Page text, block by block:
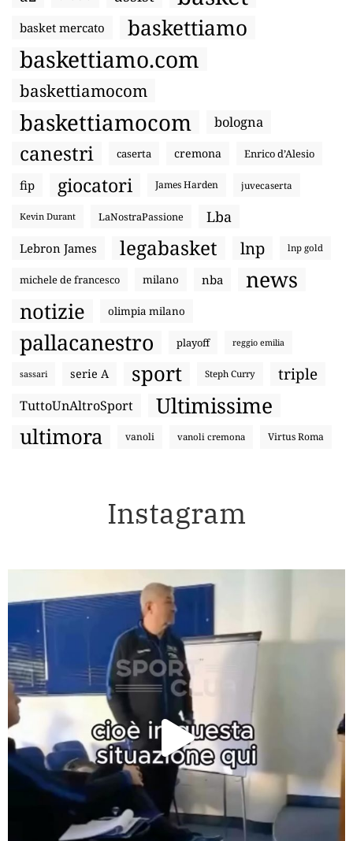
basket mercato baskettiamo
baskettiamo.com
baskettiamocom
baskettiamocom bologna
canestri caserta cremona Enrico d’Alesio
fip giocatori James Harden juvecaserta
Kevin Durant LaNostraPassione Lba
Lebron James legabasket lnp lnp gold
michele de francesco milano nba news
notizie olimpia milano
pallacanestro playoff reggio emilia
sassari serie A sport Steph Curry triple
TuttoUnAltroSport Ultimissime
ultimora vanoli vanoli cremona Virtus Roma
Instagram